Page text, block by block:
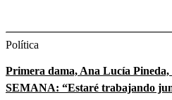
Política
Primera dama, Ana Lucía Pineda,
SEMANA: “Estaré trabajando